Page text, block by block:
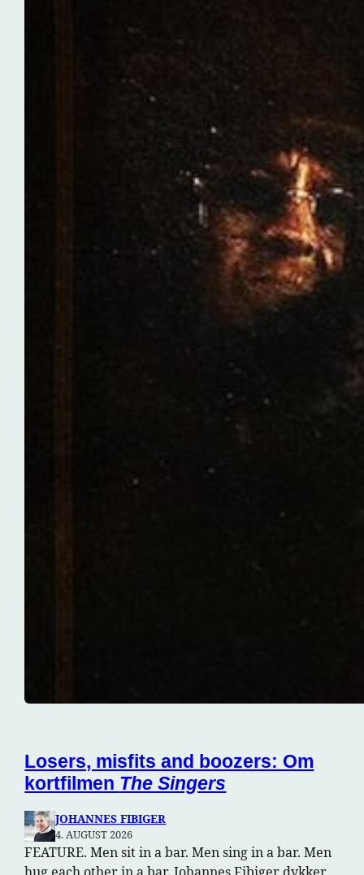
Losers, misfits and boozers: Om
kortfilmen The Singers
JOHANNES FIBIGER
4. AUGUST 2026
FEATURE. Men sit in a bar. Men sing in a bar. Men